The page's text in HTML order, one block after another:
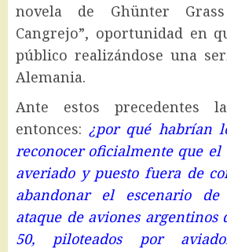
novela de Ghünter
Cangrejo”, oportunidad en
público realizándose una
Alemania.
Ante estos precedentes
entonces:¿por qué habrían
reconocer oficialmente que
averiado y puesto fuera de
abandonar el escenario
ataque de aviones argentinos
50, piloteados por